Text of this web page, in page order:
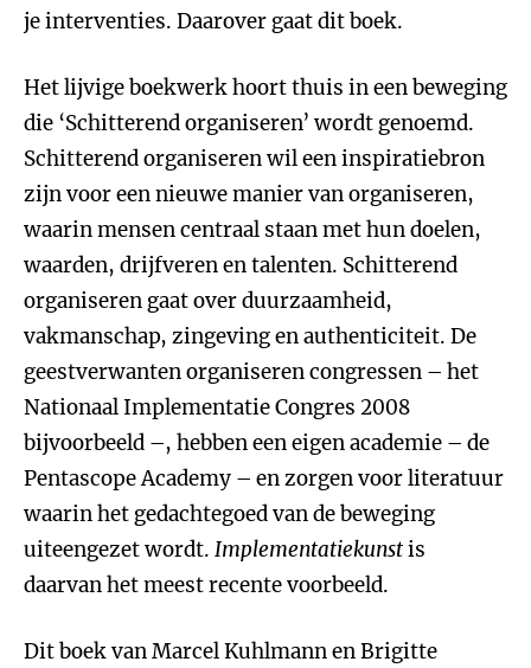
je interventies. Daarover gaat dit boek.
Het lijvige boekwerk hoort thuis in een beweging
die ‘Schitterend organiseren’ wordt genoemd.
Schitterend organiseren wil een inspiratiebron
zijn voor een nieuwe manier van organiseren,
waarin mensen centraal staan met hun doelen,
waarden, drijfveren en talenten. Schitterend
organiseren gaat over duurzaamheid,
vakmanschap, zingeving en authenticiteit. De
geestverwanten organiseren congressen – het
Nationaal Implementatie Congres 2008
bijvoorbeeld –, hebben een eigen academie – de
Pentascope Academy – en zorgen voor literatuur
waarin het gedachtegoed van de beweging
uiteengezet wordt. Implementatiekunstis
daarvan het meest recente voorbeeld.
Dit boek van Marcel Kuhlmann en Brigitte